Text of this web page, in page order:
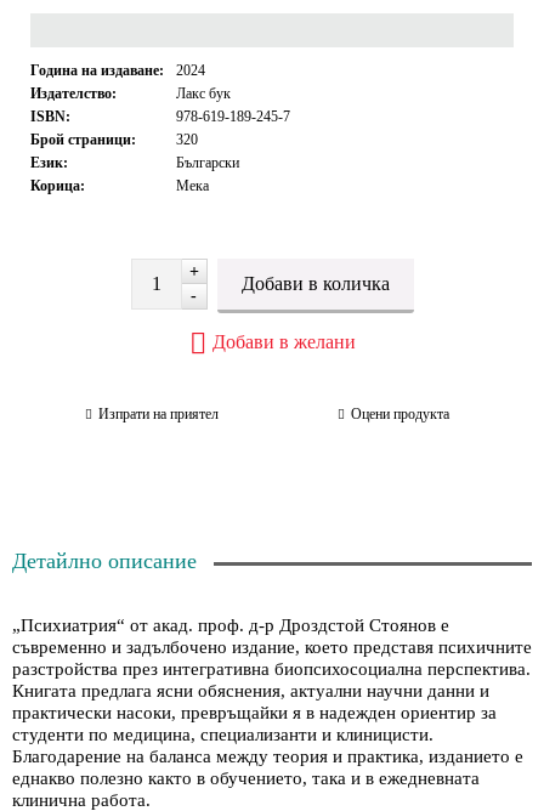
Година на издаване:
2024
Издателство:
Лакс бук
ISBN:
978-619-189-245-7
Брой страници:
320
Език:
Български
Корица:
Мека
+
-
Добави в желани
Изпрати на приятел Оцени продукта
Детайлно описание
„Психиатрия“ от акад. проф. д-р Дроздстой Стоянов е
съвременно и задълбочено издание, което представя психичните
разстройства през интегративна биопсихосоциална перспектива.
Книгата предлага ясни обяснения, актуални научни данни и
практически насоки, превръщайки я в надежден ориентир за
студенти по медицина, специализанти и клиницисти.
Благодарение на баланса между теория и практика, изданието е
еднакво полезно както в обучението, така и в ежедневната
клинична работа.